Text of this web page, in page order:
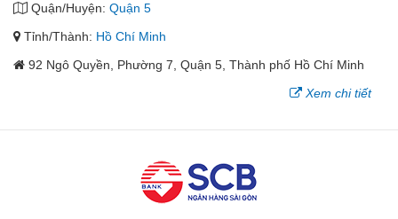
Quận/Huyện: Quận 5
Tỉnh/Thành: Hồ Chí Minh
92 Ngô Quyền, Phường 7, Quận 5, Thành phố Hồ Chí Minh
Xem chi tiết